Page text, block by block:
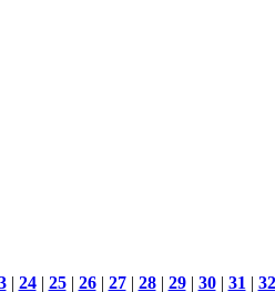
| 24| 25| 26| 27| 28| 29| 30| 31| 32